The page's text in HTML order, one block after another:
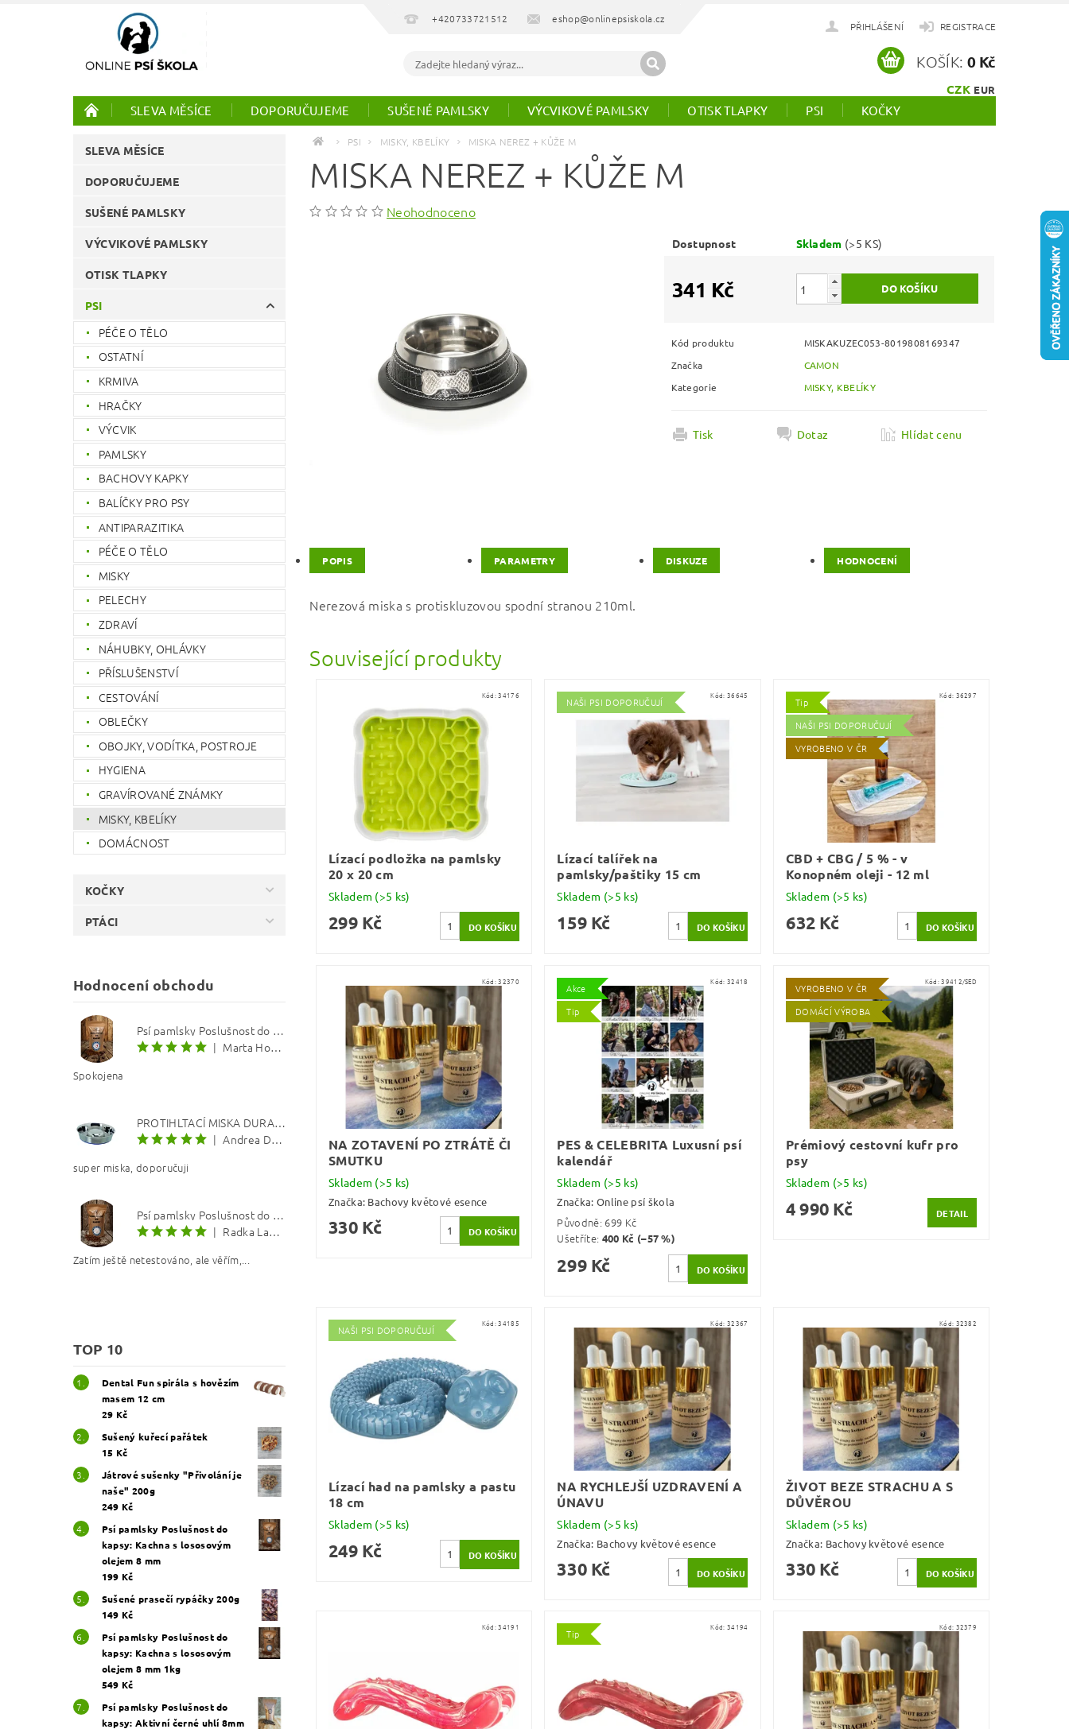
+420733721512 eshop@onlinepsiskola.cz
PŘIHLÁŠENÍ REGISTRACE
CZK EUR
KOŠÍK: 0 Kč
SLEVA MĚSÍCE DOPORUČUJEME SUŠENÉ PAMLSKY VÝCVIKOVÉ PAMLSKY OTISK TLAPKY PSI KOČKY
SLEVA MĚSÍCE
DOPORUČUJEME
SUŠENÉ PAMLSKY
VÝCVIKOVÉ PAMLSKY
OTISK TLAPKY
PSI
PÉČE O TĚLO
OSTATNÍ
KRMIVA
HRAČKY
VÝCVIK
PAMLSKY
BACHOVY KAPKY
BALÍČKY PRO PSY
ANTIPARAZITIKA
PÉČE O TĚLO
MISKY
PELECHY
ZDRAVÍ
NÁHUBKY, OHLÁVKY
PŘÍSLUŠENSTVÍ
CESTOVÁNÍ
OBLEČKY
OBOJKY, VODÍTKA, POSTROJE
HYGIENA
GRAVÍROVANÉ ZNÁMKY
MISKY, KBELÍKY
DOMÁCNOST
KOČKY
PTÁCI
Hodnocení obchodu
Psí pamlsky Poslušnost do kapsy: Treska s červenou řepou 12 mm
|
Marta Hourová
Spokojena
PROTIHLTACÍ MISKA DURAPET
|
Andrea Dosoudilová
super miska, doporučuji
Psí pamlsky Poslušnost do kapsy: Kachna s lososovým olejem 8 mm
|
Radka Langerová
Zatím ještě netestováno, ale věřím,...
TOP 10
Dental Fun spirála s hovězím
masem 12 cm
29 Kč
Sušený kuřecí pařátek
15 Kč
Játrové sušenky "Přivolání je
naše" 200g
249 Kč
Psí pamlsky Poslušnost do
kapsy: Kachna s lososovým
olejem 8 mm
199 Kč
Sušené prasečí rypáčky 200g
149 Kč
Psí pamlsky Poslušnost do
kapsy: Kachna s lososovým
olejem 8 mm 1kg
549 Kč
Psí pamlsky Poslušnost do
kapsy: Aktivní černé uhlí 8mm
PSI MISKY, KBELÍKY MISKA NEREZ + KŮŽE M
MISKA NEREZ + KŮŽE M
Neohodnoceno
Dostupnost Skladem (>5 KS)
341 Kč
Kód produktu
MISKAKUZEC053-8019808169347
Značka
CAMON
Kategorie
MISKY, KBELÍKY
Tisk Dotaz Hlídat cenu
POPIS PARAMETRY DISKUZE HODNOCENÍ
Nerezová miska s protiskluzovou spodní stranou 210ml.
Související produkty
Kód:34176
Lízací podložka na pamlsky
20 x 20 cm
Skladem (>5 ks)
299 Kč
NAŠI PSI DOPORUČUJÍ
Kód: 36645
Lízací talířek na
pamlsky/paštiky 15 cm
Skladem (>5 ks)
159 Kč
Tip
NAŠI PSI DOPORUČUJÍ
VYROBENO V ČR
Kód: 36297
CBD + CBG / 5 % - v
Konopném oleji - 12 ml
Skladem (>5 ks)
632 Kč
Kód:32370
NA ZOTAVENÍ PO ZTRÁTĚ ČI
SMUTKU
Skladem (>5 ks)
Značka: Bachovy květové esence
330 Kč
Akce
Tip
Kód: 32418
PES & CELEBRITA Luxusní psí
kalendář
Skladem (>5 ks)
Značka:Online psí škola
Původně: 699 Kč
Ušetříte: 400 Kč (–57 %)
299 Kč
VYROBENO V ČR
DOMÁCÍ VÝROBA
Kód:39412/SED
Prémiový cestovní kufr pro
psy
Skladem (>5 ks)
4 990 Kč DETAIL
NAŠI PSI DOPORUČUJÍ
Kód:34185
Lízací had na pamlsky a pastu
18 cm
Skladem (>5 ks)
249 Kč
Kód: 32367
NA RYCHLEJŠÍ UZDRAVENÍ A
ÚNAVU
Skladem (>5 ks)
Značka: Bachovy květové esence
330 Kč
Kód: 32382
ŽIVOT BEZE STRACHU A S
DŮVĚROU
Skladem (>5 ks)
Značka: Bachovy květové esence
330 Kč
Kód:34191
Tip
Kód: 34194 Kód: 32379